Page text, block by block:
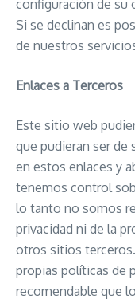
configuración de su
Si se declinan es
de nuestros
Enlaces a Terceros
Este sitio web
que pudieran ser de
en estos enlaces y
tenemos control
lo tanto no somos
privacidad ni de la
otros sitios
propias políticas de
recomendable que